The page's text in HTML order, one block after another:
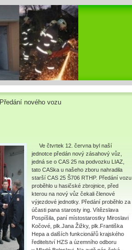
Předání nového vozu
Ve čtvrtek 12. června byl naší
jednotce předán nový zásahový vůz,
jedná se o CAS 25 na podvozku LIAZ,
tato CASka u našeho zboru nahradila
starší CAS 25 Š706 RTHP. Předání vozu
proběhlo u hasičské zbrojnice, před
kterou na nový vůz čekali členové
výjezdové jednotky. Předání proběhlo za
účasti pana starosty ing. Vítězslava
Pospíšila, paní místostarostky Miroslavi
Kočové, plk.Jana Žižky, plk.Františka
Hepa a dalších funkcionářů krajského
ředitelství HZS a územního odboru